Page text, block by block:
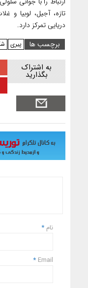
تازه، آجیل، لوبیا و
دریایی تمرکز دارد.
برچسب ها
پیری
به اشتراک
بگذارید
نام *
Email
*